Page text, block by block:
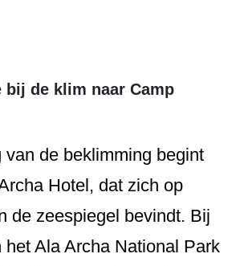
de klim naar Camp
van de beklimming begint
Hotel, dat zich op
de zeespiegel bevindt. Bij
het Ala Archa National Park